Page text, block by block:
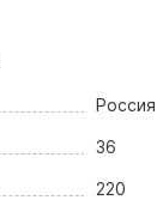
Россия
36
220